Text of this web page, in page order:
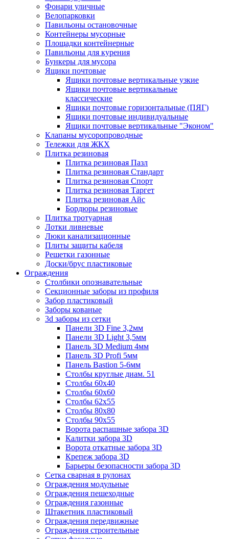
Фонари уличные
Велопарковки
Павильоны остановочные
Контейнеры мусорные
Площадки контейнерные
Павильоны для курения
Бункеры для мусора
Ящики почтовые
Ящики почтовые вертикальные узкие
Ящики почтовые вертикальные
классические
Ящики почтовые горизонтальные (ПЯГ)
Ящики почтовые индивидуальные
Ящики почтовые вертикальные "Эконом"
Клапаны мусоропроводные
Тележки для ЖКХ
Плитка резиновая
Плитка резиновая Пазл
Плитка резиновая Стандарт
Плитка резиновая Спорт
Плитка резиновая Таргет
Плитка резиновая Айс
Бордюры резиновые
Плитка тротуарная
Лотки ливневые
Люки канализационные
Плиты защиты кабеля
Решетки газонные
Доски/брус пластиковые
Ограждения
Столбики опознавательные
Секционные заборы из профиля
Забор пластиковый
Заборы кованые
3d заборы из сетки
Панели 3D Fine 3,2мм
Панели 3D Light 3,5мм
Панель 3D Medium 4мм
Панель 3D Profi 5мм
Панель Bastion 5-6мм
Столбы круглые диам. 51
Столбы 60х40
Столбы 60х60
Столбы 62х55
Столбы 80х80
Столбы 90х55
Ворота распашные забора 3D
Калитки забора 3D
Ворота откатные забора 3D
Крепеж забора 3D
Барьеры безопасности забора 3D
Сетка сварная в рулонах
Ограждения модульные
Ограждения пешеходные
Ограждения газонные
Штакетник пластиковый
Ограждения передвижные
Ограждения строительные